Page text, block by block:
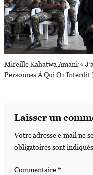
Mireille Kahatwa Amani:«
Personnes À Qui On Interdit
Laisser un
Votre adresse e-mail ne
obligatoires sont
Commentaire*